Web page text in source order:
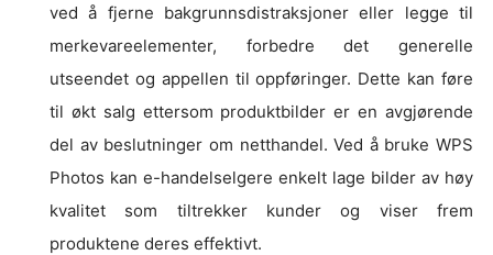
ved å fjerne bakgrunnsdistraksjoner eller legge til
merkevareelementer, forbedre det generelle
utseendet og appellen til oppføringer. Dette kan føre
til økt salg ettersom produktbilder er en avgjørende
del av beslutninger om netthandel. Ved å bruke WPS
Photos kan e-handelselgere enkelt lage bilder av høy
kvalitet som tiltrekker kunder og viser frem
produktene deres effektivt.